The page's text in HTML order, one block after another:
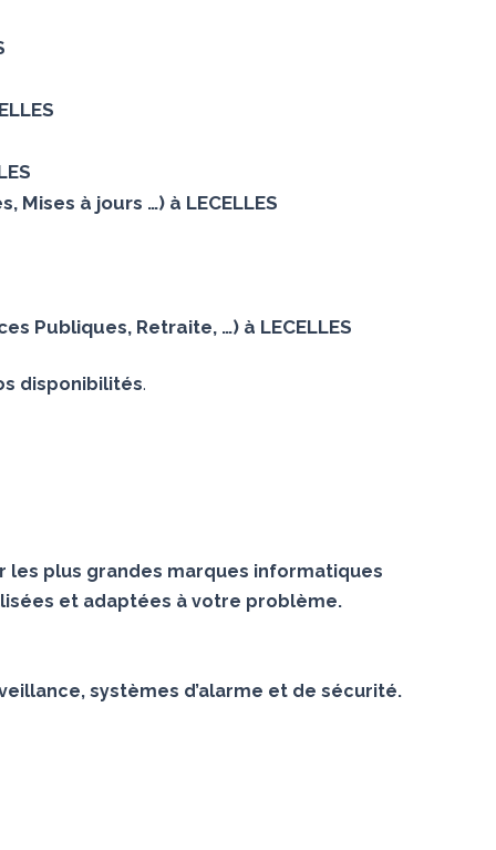
à jours …) à LECELLES
Publiques, Retraite, …) à LECELLES
disponibilités.
plus grandes marques informatiques
et adaptées à votre problème.
systèmes d’alarme et de sécurité.